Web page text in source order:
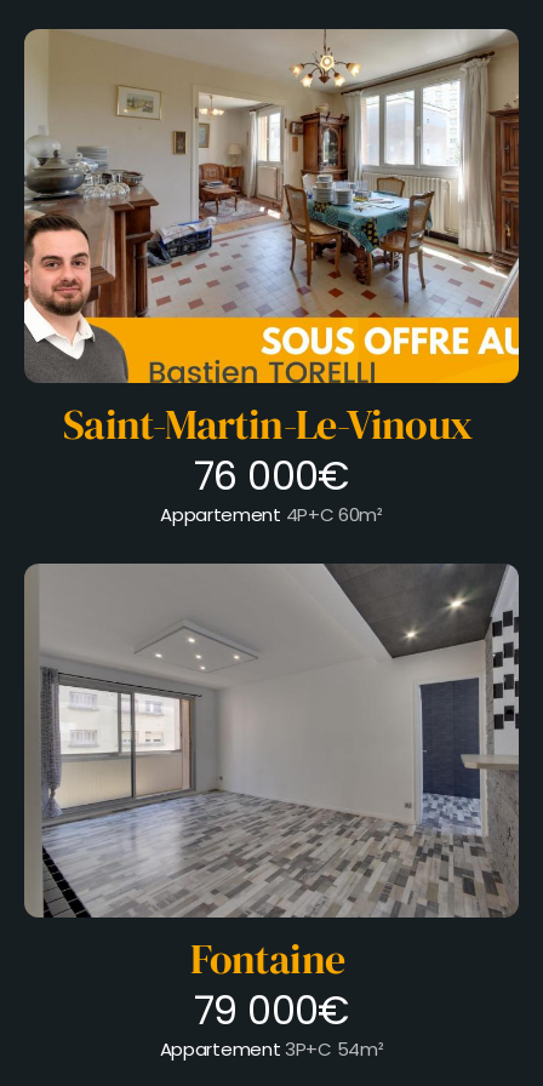
Saint-Martin-Le-Vinoux
76 000€
Appartement 4P+C60m²
Fontaine
79 000€
Appartement3P+C 54m²